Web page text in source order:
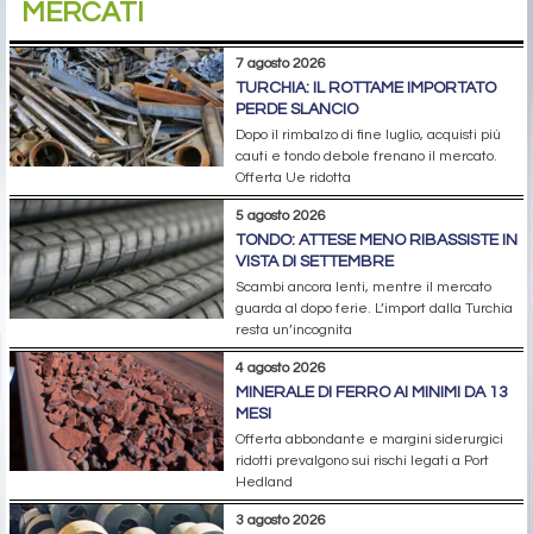
MERCATI
7 agosto 2026
TURCHIA: IL ROTTAME IMPORTATO
PERDE SLANCIO
Dopo il rimbalzo di fine luglio, acquisti più
cauti e tondo debole frenano il mercato.
Offerta Ue ridotta
5 agosto 2026
TONDO: ATTESE MENO RIBASSISTE IN
VISTA DI SETTEMBRE
Scambi ancora lenti, mentre il mercato
guarda al dopo ferie. L’import dalla Turchia
resta un’incognita
4 agosto 2026
MINERALE DI FERRO AI MINIMI DA 13
MESI
Offerta abbondante e margini siderurgici
ridotti prevalgono sui rischi legati a Port
Hedland
3 agosto 2026